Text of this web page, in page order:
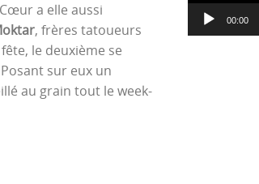
a elle aussi
, frères tatoueurs
le deuxième se
sur eux un
au grain tout le week-
00:00